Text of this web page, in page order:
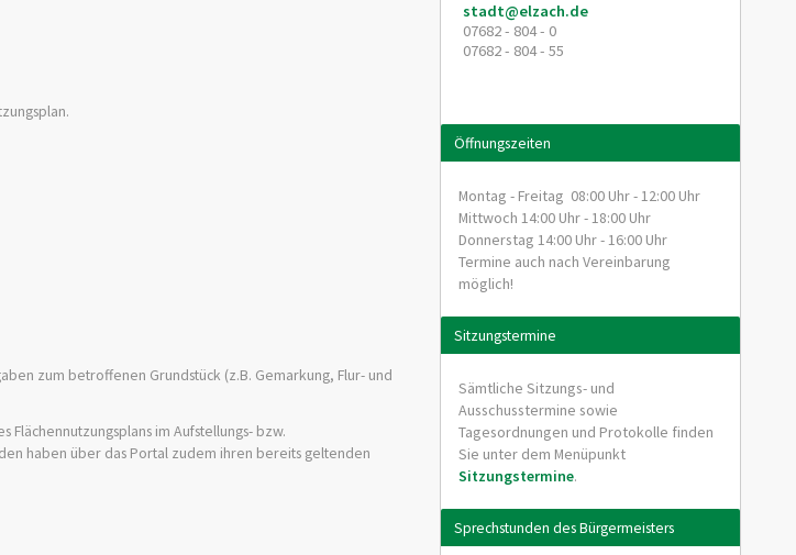
zum betroffenen Grundstück (z.B. Gemarkung, Flur- und
im Aufstellungs- bzw.
haben über das Portal zudem ihren bereits geltenden
stadt@elzach.de
07682 - 804 - 0
07682 - 804 - 55
Öffnungszeiten
Montag - Freitag 08:00 Uhr - 12:00 Uhr
Mittwoch 14:00 Uhr - 18:00 Uhr
Donnerstag 14:00 Uhr - 16:00 Uhr
Termine auch nach Vereinbarung
möglich!
Sitzungstermine
Sämtliche Sitzungs- und
Ausschusstermine sowie
Tagesordnungen und Protokolle finden
Sie unter dem Menüpunkt
Sitzungstermine.
Sprechstunden des Bürgermeisters